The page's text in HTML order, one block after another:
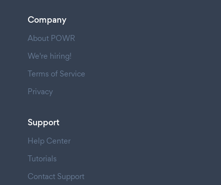
Company
About POWR
We're hiring!
Terms of Service
Privacy
Support
Help Center
Tutorials
Contact Support